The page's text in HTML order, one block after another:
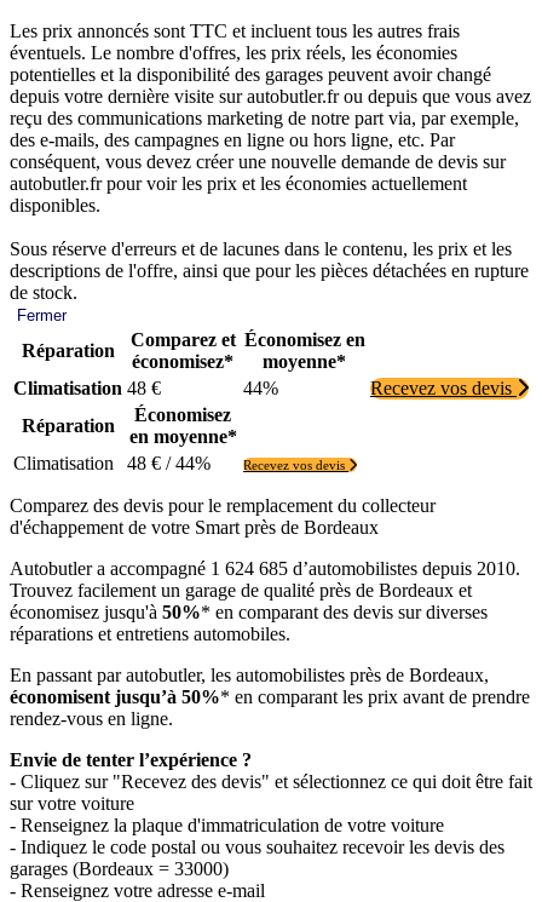
Les prix annoncés sont TTC et incluent tous les autres frais
éventuels. Le nombre d'offres, les prix réels, les économies
potentielles et la disponibilité des garages peuvent avoir changé
depuis votre dernière visite sur autobutler.fr ou depuis que vous avez
reçu des communications marketing de notre part via, par exemple,
des e-mails, des campagnes en ligne ou hors ligne, etc. Par
conséquent, vous devez créer une nouvelle demande de devis sur
autobutler.fr pour voir les prix et les économies actuellement
disponibles.
Sous réserve d'erreurs et de lacunes dans le contenu, les prix et les
descriptions de l'offre, ainsi que pour les pièces détachées en rupture
de stock.
Fermer
Réparation
Comparez et
économisez*
Économisez en
moyenne*
Climatisation 48 € 44%
Recevez vos devis
Réparation
Économisez
en moyenne*
Climatisation
48 € / 44% Recevez vos devis
Comparez des devis pour le remplacement du collecteur
d'échappement de votre Smart près de Bordeaux
Autobutler a accompagné 1 624 685 d’automobilistes depuis 2010.
Trouvez facilement un garage de qualité près de Bordeaux et
économisez jusqu'à 50%* en comparant des devis sur diverses
réparations et entretiens automobiles.
En passant par autobutler, les automobilistes près de Bordeaux,
économisent jusqu’à 50%* en comparant les prix avant de prendre
rendez-vous en ligne.
Envie de tenter l’expérience ?
- Cliquez sur "Recevez des devis" et sélectionnez ce qui doit être fait
sur votre voiture
- Renseignez la plaque d'immatriculation de votre voiture
- Indiquez le code postal ou vous souhaitez recevoir les devis des
garages (Bordeaux = 33000)
- Renseignez votre adresse e-mail